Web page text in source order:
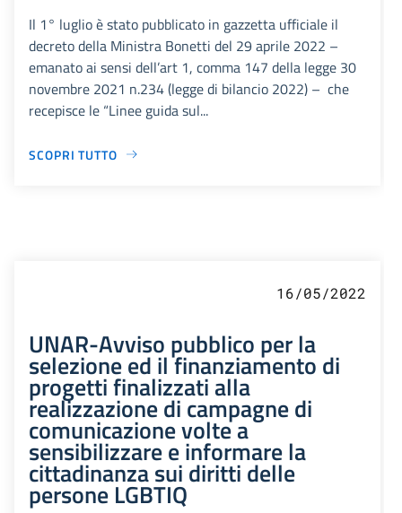
Il 1° luglio è stato pubblicato in gazzetta ufficiale il
decreto della Ministra Bonetti del 29 aprile 2022 –
emanato ai sensi dell’art 1, comma 147 della legge 30
novembre 2021 n.234 (legge di bilancio 2022) – che
recepisce le “Linee guida sul...
SCOPRI TUTTO
16/05/2022
UNAR-Avviso pubblico per la
selezione ed il finanziamento di
progetti finalizzati alla
realizzazione di campagne di
comunicazione volte a
sensibilizzare e informare la
cittadinanza sui diritti delle
persone LGBTIQ